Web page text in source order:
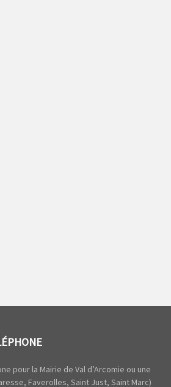
pour la Mairie de Val d’Arcomie ou une
Faverolles, Saint Just, Saint Marc)